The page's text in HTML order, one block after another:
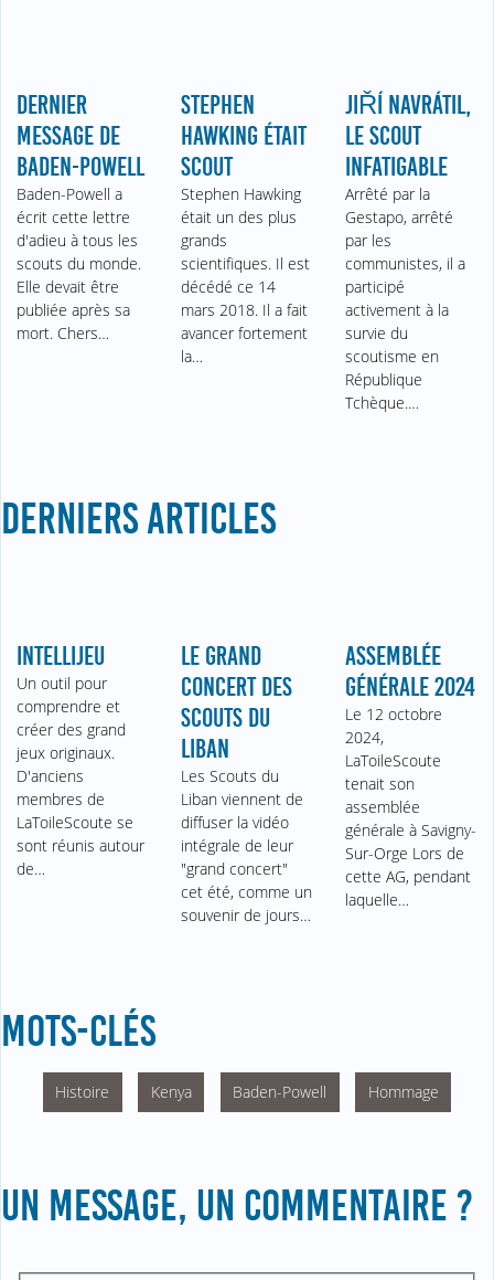
DERNIER
MESSAGE DE
BADEN-POWELL
Baden-Powell a
écrit cette lettre
d'adieu à tous les
scouts du monde.
Elle devait être
publiée après sa
mort. Chers…
STEPHEN
HAWKING ÉTAIT
SCOUT
Stephen Hawking
était un des plus
grands
scientifiques. Il est
décédé ce 14
mars 2018. Il a fait
avancer fortement
la…
JIŘÍ NAVRÁTIL,
LE SCOUT
INFATIGABLE
Arrêté par la
Gestapo, arrêté
par les
communistes, il a
participé
activement à la
survie du
scoutisme en
République
Tchèque.…
DERNIERS ARTICLES
INTELLIJEU
Un outil pour
comprendre et
créer des grand
jeux originaux.
D'anciens
membres de
LaToileScoute se
sont réunis autour
de…
LE GRAND
CONCERT DES
SCOUTS DU
LIBAN
Les Scouts du
Liban viennent de
diffuser la vidéo
intégrale de leur
"grand concert"
cet été, comme un
souvenir de jours…
ASSEMBLÉE
GÉNÉRALE 2024
Le 12 octobre
2024,
LaToileScoute
tenait son
assemblée
générale à Savigny-
Sur-Orge Lors de
cette AG, pendant
laquelle…
MOTS-CLÉS
Histoire Kenya Baden-Powell Hommage
UN MESSAGE, UN COMMENTAIRE ?